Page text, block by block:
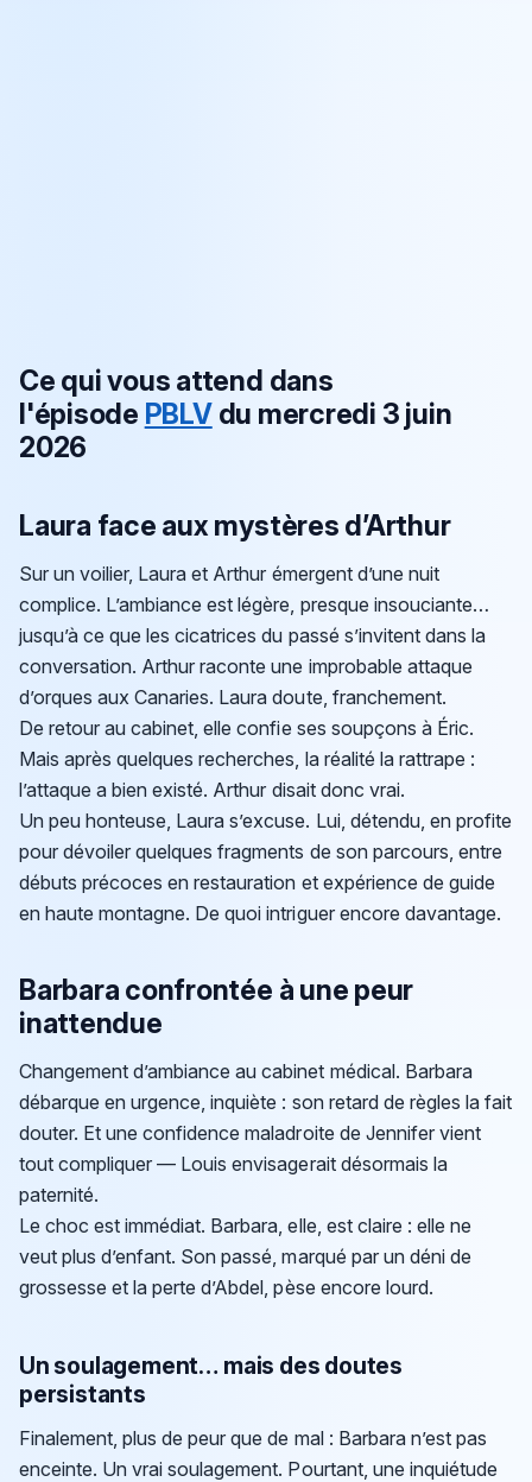
Ce qui vous attend dans
l'épisode PBLVdu mercredi 3 juin
2026
Laura face aux mystères d’Arthur
Sur un voilier, Laura et Arthur émergent d’une nuit
complice. L’ambiance est légère, presque insouciante…
jusqu’à ce que les cicatrices du passé s’invitent dans la
conversation. Arthur raconte une improbable attaque
d’orques aux Canaries. Laura doute, franchement.
De retour au cabinet, elle confie ses soupçons à Éric.
Mais après quelques recherches, la réalité la rattrape :
l’attaque a bien existé. Arthur disait donc vrai.
Un peu honteuse, Laura s’excuse. Lui, détendu, en profite
pour dévoiler quelques fragments de son parcours, entre
débuts précoces en restauration et expérience de guide
en haute montagne. De quoi intriguer encore davantage.
Barbara confrontée à une peur
inattendue
Changement d’ambiance au cabinet médical. Barbara
débarque en urgence, inquiète : son retard de règles la fait
douter. Et une confidence maladroite de Jennifer vient
tout compliquer — Louis envisagerait désormais la
paternité.
Le choc est immédiat. Barbara, elle, est claire : elle ne
veut plus d’enfant. Son passé, marqué par un déni de
grossesse et la perte d’Abdel, pèse encore lourd.
Un soulagement… mais des doutes
persistants
Finalement, plus de peur que de mal : Barbara n’est pas
enceinte. Un vrai soulagement. Pourtant, une inquiétude